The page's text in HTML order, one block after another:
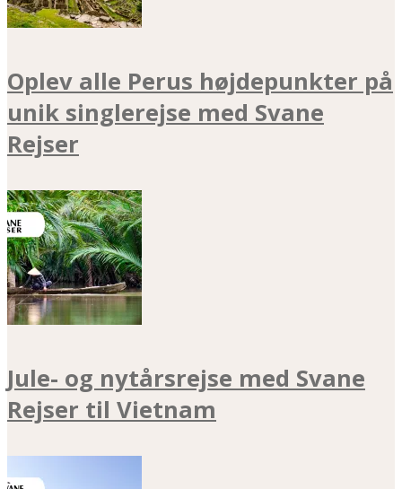
Oplev alle Perus højdepunkter på
unik singlerejse med Svane
Rejser
Jule- og nytårsrejse med Svane
Rejser til Vietnam